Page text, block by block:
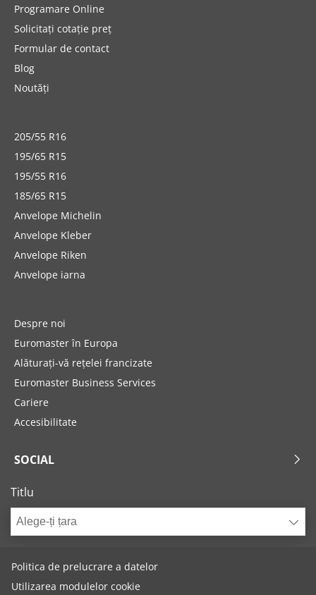
Programare Online
Solicitați cotație preț
Formular de contact
Blog
Noutăți
205/55 R16
195/65 R15
195/55 R16
185/65 R15
Anvelope Michelin
Anvelope Kleber
Anvelope Riken
Anvelope iarna
Despre noi
Euromaster în Europa
Alăturați-vă rețelei francizate
Euromaster Business Services
Cariere
Accesibilitate
SOCIAL
Titlu
Alege-ți țara
Politica de prelucrare a datelor
Utilizarea modulelor cookie